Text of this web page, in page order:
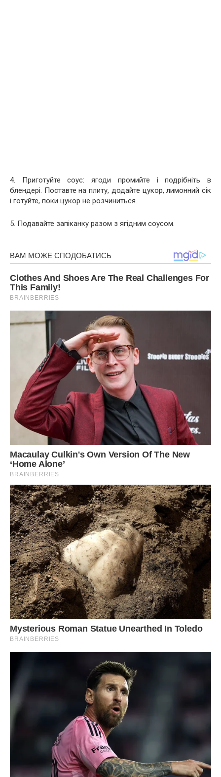
4. Приготуйте соус: ягоди промийте і подрібніть в
блендері. Поставте на плиту, додайте цукор, лимонний сік
і готуйте, поки цукор не розчиниться.
5. Подавайте запіканку разом з ягідним соусом.